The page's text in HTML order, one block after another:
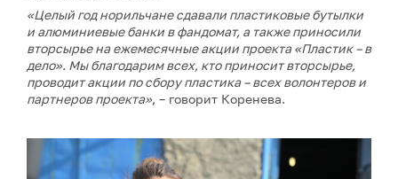
«Целый год норильчане сдавали пластиковые бутылки
и алюминиевые банки в фандомат, а также приносили
вторсырье на ежемесячные акции проекта «Пластик – в
дело». Мы благодарим всех, кто приносит вторсырье,
проводит акции по сбору пластика – всех волонтеров и
партнеров проекта», – говорит Коренева.